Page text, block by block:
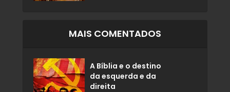
MAIS COMENTADOS
A Bíblia e o destino
da esquerda e da
direita